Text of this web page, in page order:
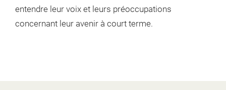
entendre leur voix et leurs préoccupations
concernant leur avenir à court terme.